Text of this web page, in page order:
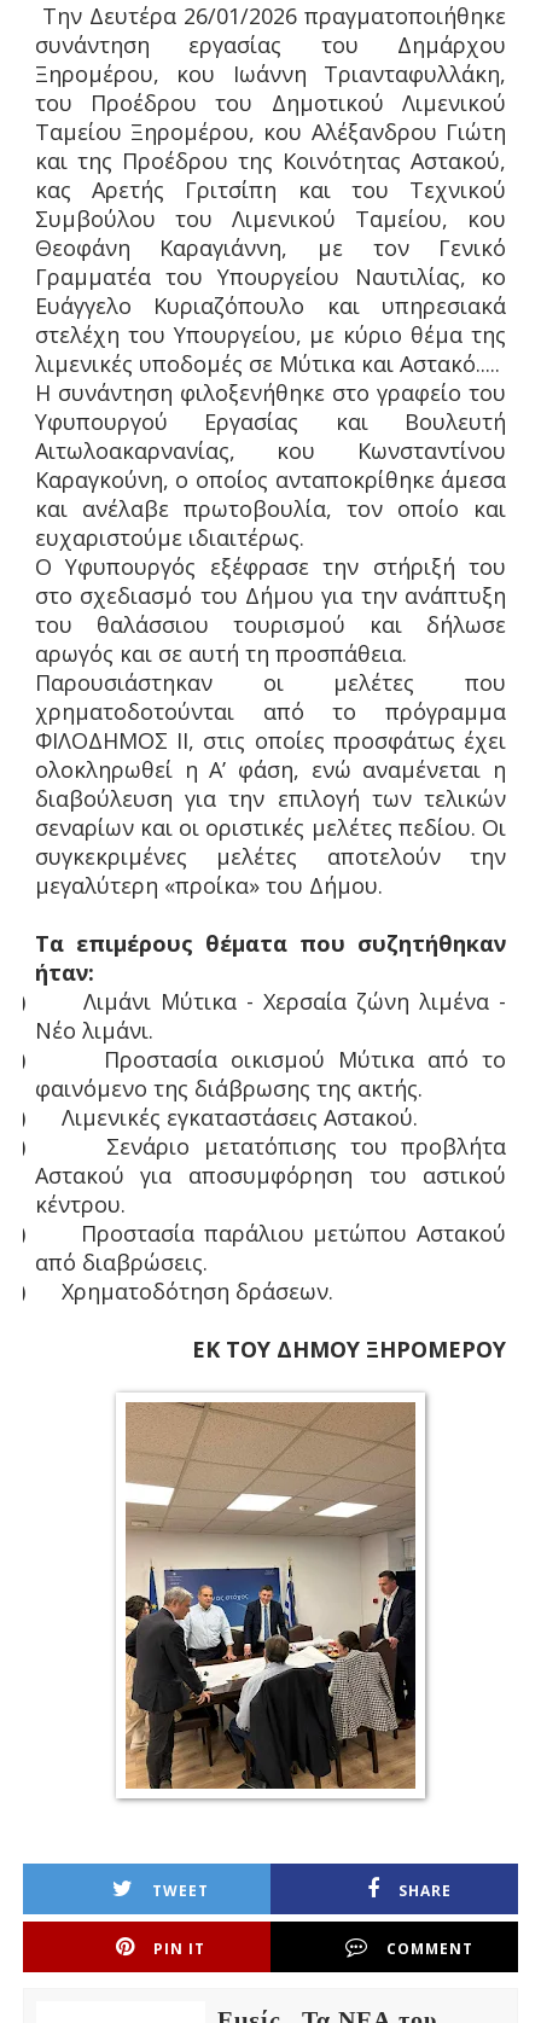
Την Δευτέρα 26/01/2026 πραγματοποιήθηκε
συνάντηση εργασίας του Δημάρχου
Ξηρομέρου, κου Ιωάννη Τριανταφυλλάκη,
του Προέδρου του Δημοτικού Λιμενικού
Ταμείου Ξηρομέρου, κου Αλέξανδρου Γιώτη
και της Προέδρου της Κοινότητας Αστακού,
κας Αρετής Γριτσίπη και του Τεχνικού
Συμβούλου του Λιμενικού Ταμείου, κου
Θεοφάνη Καραγιάννη, με τον Γενικό
Γραμματέα του Υπουργείου Ναυτιλίας, κο
Ευάγγελο Κυριαζόπουλο και υπηρεσιακά
στελέχη του Υπουργείου, με κύριο θέμα της
λιμενικές υποδομές σε Μύτικα και Αστακό.....
Η συνάντηση φιλοξενήθηκε στο γραφείο του
Υφυπουργού Εργασίας και Βουλευτή
Αιτωλοακαρνανίας, κου Κωνσταντίνου
Καραγκούνη, ο οποίος ανταποκρίθηκε άμεσα
και ανέλαβε πρωτοβουλία, τον οποίο και
ευχαριστούμε ιδιαιτέρως.
Ο Υφυπουργός εξέφρασε την στήριξή του
στο σχεδιασμό του Δήμου για την ανάπτυξη
του θαλάσσιου τουρισμού και δήλωσε
αρωγός και σε αυτή τη προσπάθεια.
Παρουσιάστηκαν οι μελέτες που
χρηματοδοτούνται από το πρόγραμμα
ΦΙΛΟΔΗΜΟΣ ΙΙ, στις οποίες προσφάτως έχει
ολοκληρωθεί η Α’ φάση, ενώ αναμένεται η
διαβούλευση για την επιλογή των τελικών
σεναρίων και οι οριστικές μελέτες πεδίου. Οι
συγκεκριμένες μελέτες αποτελούν την
μεγαλύτερη «προίκα» του Δήμου.
Τα επιμέρους θέματα που συζητήθηκαν
ήταν:
1)
Λιμάνι Μύτικα - Χερσαία ζώνη λιμένα -
Νέο λιμάνι.
2)
Προστασία οικισμού Μύτικα από το
φαινόμενο της διάβρωσης της ακτής.
3)
Λιμενικές εγκαταστάσεις Αστακού.
4)
Σενάριο μετατόπισης του προβλήτα
Αστακού για αποσυμφόρηση του αστικού
κέντρου.
5)
Προστασία παράλιου μετώπου Αστακού
από διαβρώσεις.
6)
Χρηματοδότηση δράσεων.
ΕΚ ΤΟΥ ΔΗΜΟΥ ΞΗΡΟΜΕΡΟΥ
TWEET SHARE
PIN IT COMMENT